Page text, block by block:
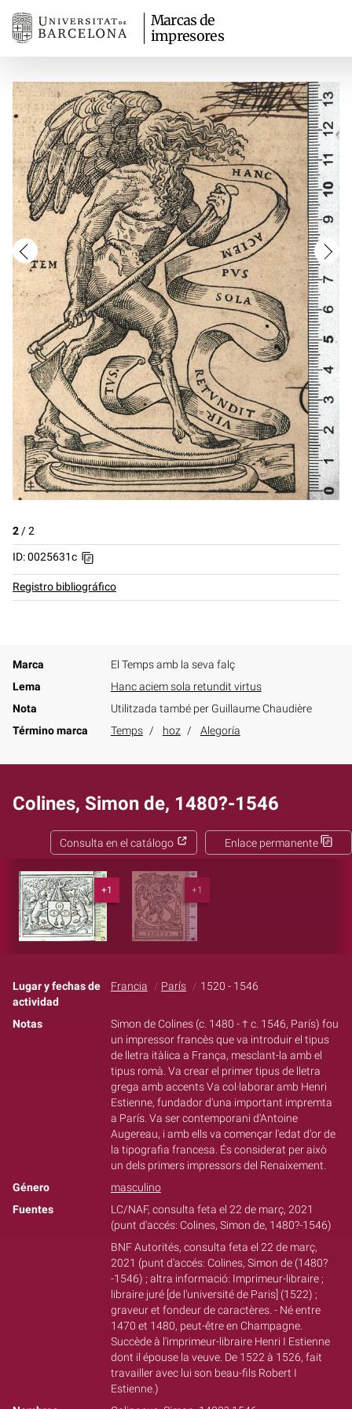
Marcas de
impresores
2/2
ID: 0025631c
Registro bibliográfico
Marca
El Temps amb la seva falç
Lema
Hanc aciem sola retundit virtus
Nota
Utilitzada també per Guillaume Chaudière
Término marca
Temps hoz Alegoría
Colines, Simon de, 1480?-1546
Enlace permanente
Consulta en el catálogo
+1 +1
Lugar y fechas de
actividad
Francia París 1520 - 1546
Notas
Simon de Colines (c. 1480 - † c. 1546, París) fou
un impressor francès que va introduir el tipus
de lletra itàlica a França, mesclant-la amb el
tipus romà. Va crear el primer tipus de lletra
grega amb accents Va col·laborar amb Henri
Estienne, fundador d'una important impremta
a París. Va ser contemporani d'Antoine
Augereau, i amb ells va començar l'edat d'or de
la tipografia francesa. És considerat per això
un dels primers impressors del Renaixement.
Género
masculino
Fuentes
LC/NAF, consulta feta el 22 de març, 2021
(punt d'accés: Colines, Simon de, 1480?-1546)
BNF Autorités, consulta feta el 22 de març,
2021 (punt d'accés: Colines, Simon de (1480?
-1546) ; altra informació: Imprimeur-libraire ;
libraire juré [de l'université de Paris] (1522) ;
graveur et fondeur de caractères. - Né entre
1470 et 1480, peut-être en Champagne.
Succède à l'imprimeur-libraire Henri I Estienne
dont il épouse la veuve. De 1522 à 1526, fait
travailler avec lui son beau-fils Robert I
Estienne.)